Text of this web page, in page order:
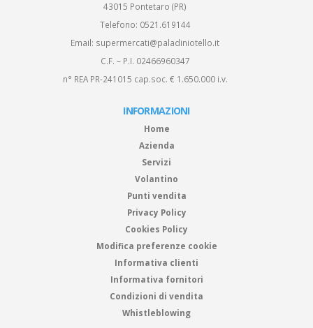
43015 Pontetaro (PR)
Telefono: 0521.619144
Email: supermercati@paladiniotello.it
C.F. – P.I. 02466960347
n° REA PR-241015 cap.soc. € 1.650.000 i.v.
INFORMAZIONI
Home
Azienda
Servizi
Volantino
Punti vendita
Privacy Policy
Cookies Policy
Modifica preferenze cookie
Informativa clienti
Informativa fornitori
Condizioni di vendita
Whistleblowing